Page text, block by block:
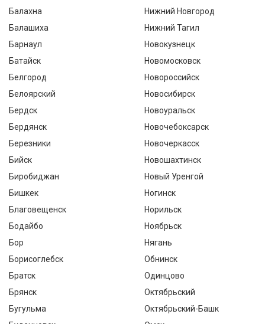
Балахна
Балашиха
Барнаул
Батайск
Белгород
Белоярский
Бердск
Бердянск
Березники
Бийск
Биробиджан
Бишкек
Благовещенск
Бодайбо
Бор
Борисоглебск
Братск
Брянск
Бугульма
Нижний Новгород
Нижний Тагил
Новокузнецк
Новомосковск
Новороссийск
Новосибирск
Новоуральск
Новочебоксарск
Новочеркасск
Новошахтинск
Новый Уренгой
Ногинск
Норильск
Ноябрьск
Нягань
Обнинск
Одинцово
Октябрьский
Октябрьский-Башк